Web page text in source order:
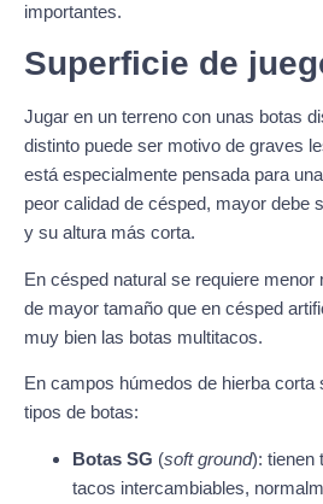
importantes.
Superficie de
Jugar en un terreno con unas botas
distinto puede ser motivo de graves
está especialmente pensada para
peor calidad de césped, mayor debe
y su altura más corta.
En césped natural se requiere menor
de mayor tamaño que en césped
muy bien las botas multitacos.
En campos húmedos de hierba corta
tipos de botas:
Botas SG (soft ground): tienen
tacos intercambiables,